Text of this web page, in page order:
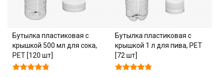
Бутылка пластиковая с
крышкой 500 мл для сока,
PET [120 шт]
Бутылка пластиковая с
крышкой 1 л для пива, PET
[72 шт]